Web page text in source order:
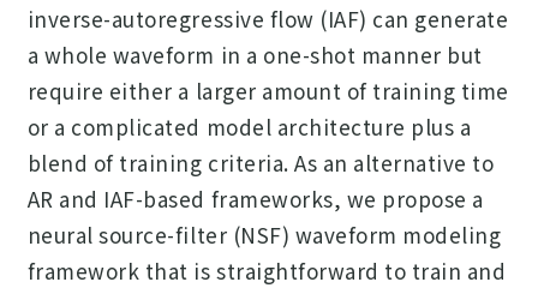
inverse-autoregressive flow (IAF) can generate
a whole waveform in a one-shot manner but
require either a larger amount of training time
or a complicated model architecture plus a
blend of training criteria. As an alternative to
AR and IAF-based frameworks, we propose a
neural source-filter (NSF) waveform modeling
framework that is straightforward to train and